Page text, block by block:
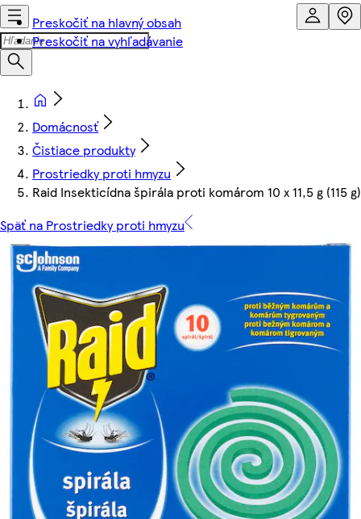
Preskočiť na hlavný obsah
Preskočiť na vyhľadávanie
Domácnosť
Čistiace produkty
Prostriedky proti hmyzu
Raid Insekticídna špirála proti komárom 10 x 11,5 g (115 g)
Späť na Prostriedky proti hmyzu